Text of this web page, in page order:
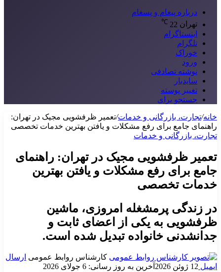
درباره پیغام و پسغام
تهران 22
℃
اینستاگرام
تلگرام
خوراک
ورود
نوشته تصادفی
سایدبار
تغییر پوسته
جستجو برای
خانه/تجارت، بازرگانی و خدمات/تعمیر ظرفشویی مجیک در تهران:
راهنمای جامع برای رفع مشکلات و یافتن بهترین خدمات تخصصی
تجارت، بازرگانی و خدمات
تعمیر ظرفشویی مجیک در تهران: راهنمای
جامع برای رفع مشکلات و یافتن بهترین
خدمات تخصصی
در زندگی پرمشغله امروزی، ماشین
ظرفشویی به یکی از اعضای ثابت و
جدانشدنی خانواده تبدیل شده است.
کارشناس روابط عمومی ارسال
ایمیل 12 ژوئن 2026
آخرین به روز رسانی: 6 جولای 2026